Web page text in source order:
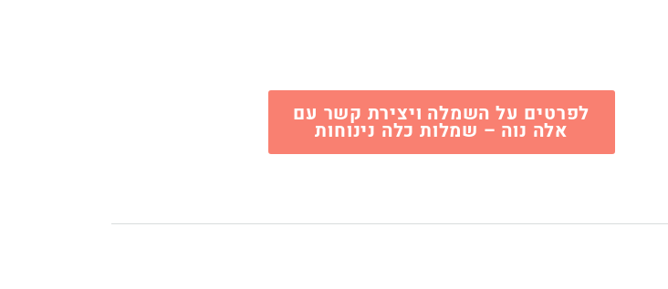
לפרטים על השמלה ויצירת קשר עם
אלה נוה – שמלות כלה נינוחות